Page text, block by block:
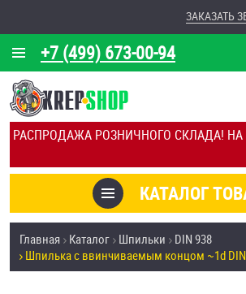
РАСПРОДАЖА РОЗНИЧНОГО СКЛАДА! НА
+7 (499) 673-00-94
ЗАКАЗАТЬ
О КОМПАНИИ
КАЛЬКУЛЯТОР
ОТЗЫВЫ
УСЛУГИ
СКИДКИ
КАТАЛОГ
Товары со скидкой
Анкеры
Главная Каталог Шпильки
DIN 938
Шпилька c ввинчиваемым концом ~1d